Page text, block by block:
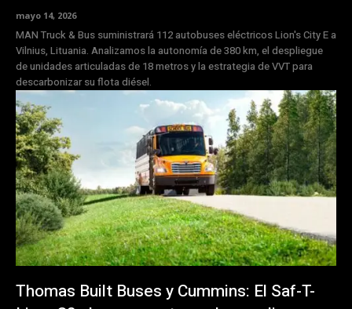
mayo 14, 2026
MAN Truck & Bus suministrará 112 autobuses eléctricos Lion's City E a
Vilnius, Lituania. Analizamos la autonomía de 380 km, el despliegue
de unidades articuladas de 18 metros y la estrategia de VVT para
descarbonizar su flota diésel.
Thomas Built Buses y Cummins: El Saf-T-